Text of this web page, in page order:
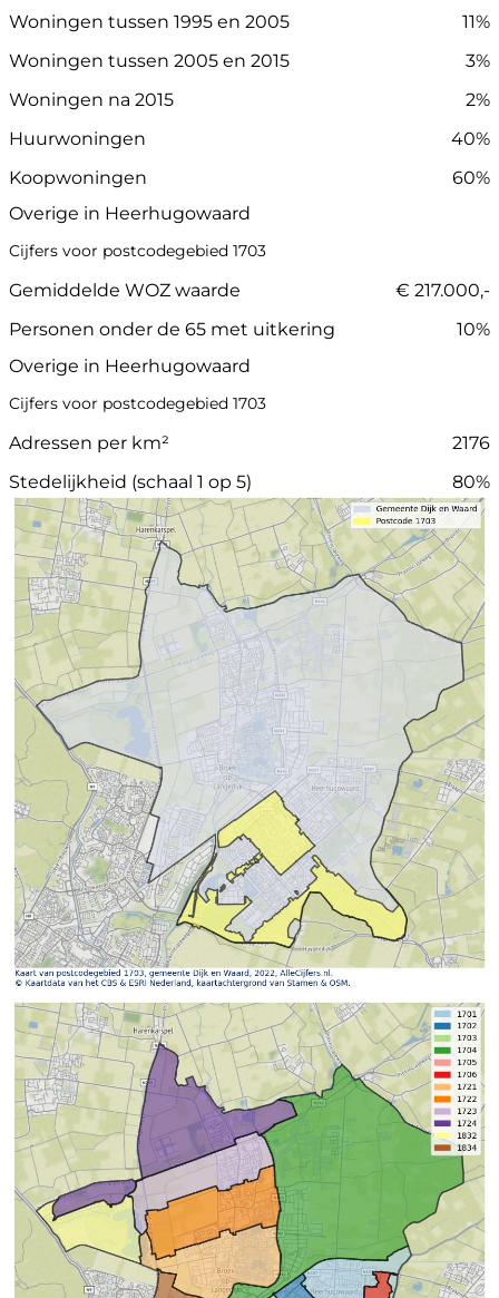
Woningen tussen 1995 en 2005
11%
Woningen tussen 2005 en 2015
3%
Woningen na 2015
2%
Huurwoningen
40%
Koopwoningen
60%
Overige in Heerhugowaard
Cijfers voor postcodegebied 1703
Gemiddelde WOZ waarde
€ 217.000,-
Personen onder de 65 met uitkering
10%
Overige in Heerhugowaard
Cijfers voor postcodegebied 1703
Adressen per km²
2176
Stedelijkheid (schaal 1 op 5)
80%